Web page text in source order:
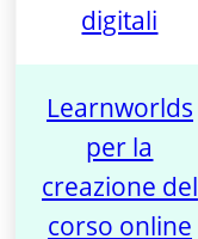
digitali
Learnworlds
per la
creazione del
corso online